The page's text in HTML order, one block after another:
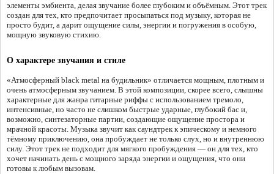
элементы эмбиента, делая звучание более глубоким и объёмным. Этот трек
создан для тех, кто предпочитает просыпаться под музыку, которая не
просто будит, а дарит ощущение силы, энергии и погружения в особую,
мощную звуковую стихию.
О характере звучания и стиле
«Атмосферный black metal на будильник» отличается мощным, плотным и
очень атмосферным звучанием. В этой композиции, скорее всего, слышны
характерные для жанра гитарные риффы с использованием тремоло,
интенсивные, но часто не слишком быстрые ударные, глубокий бас и,
возможно, синтезаторные партии, создающие ощущение простора и
мрачной красоты. Музыка звучит как саундтрек к эпическому и немного
тёмному приключению, она пробуждает не только слух, но и внутреннюю
силу. Этот трек не подходит для мягкого пробуждения — он для тех, кто
хочет начинать день с мощного заряда энергии и ощущения, что они
готовы к любым вызовам.